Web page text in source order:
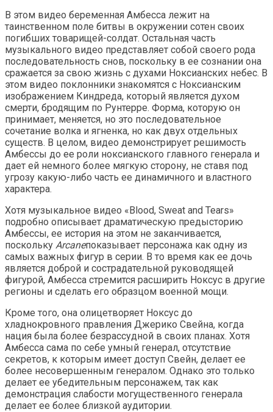
В этом видео беременная Амбесса лежит на
таинственном поле битвы в окружении сотен своих
погибших товарищей-солдат. Остальная часть
музыкального видео представляет собой своего рода
последовательность снов, поскольку в ее сознании она
сражается за свою жизнь с духами Ноксианских небес. В
этом видео поклонники знакомятся с Ноксианским
изображением Киндреда, который является духом
смерти, бродящим по Рунтерре. Форма, которую он
принимает, меняется, но это последовательное
сочетание волка и ягненка, но как двух отдельных
существ. В целом, видео демонстрирует решимость
Амбессы до ее роли ноксианского главного генерала и
дает ей немного более мягкую сторону, не ставя под
угрозу какую-либо часть ее динамичного и властного
характера.
Хотя музыкальное видео «Blood, Sweat and Tears»
подробно описывает драматическую предысторию
Амбессы, ее история на этом не заканчивается,
поскольку Arcaneпоказывает персонажа как одну из
самых важных фигур в серии. В то время как ее дочь
является доброй и сострадательной руководящей
фигурой, Амбесса стремится расширить Ноксус в другие
регионы и сделать его образцом военной мощи.
Кроме того, она олицетворяет Ноксус до
хладнокровного правления Джерико Свейна, когда
нация была более безрассудной в своих планах. Хотя
Амбесса сама по себе умный генерал, отсутствие
секретов, к которым имеет доступ Свейн, делает ее
более несовершенным генералом. Однако это только
делает ее убедительным персонажем, так как
демонстрация слабости могущественного генерала
делает ее более близкой аудитории.